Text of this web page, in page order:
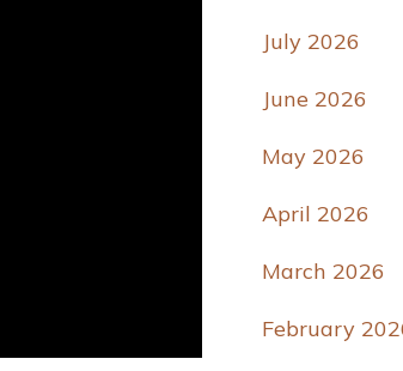
July 2026
June 2026
May 2026
April 2026
March 2026
February